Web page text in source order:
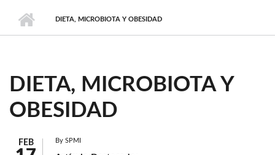
DIETA, MICROBIOTA Y OBESIDAD
DIETA, MICROBIOTA Y
OBESIDAD
FEB By SPMI